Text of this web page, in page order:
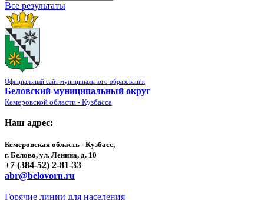
Все результаты
Официальный сайт муниципального образования
Беловский муниципальный округ
Кемеровской области - Кузбасса
Наш адрес:
Кемеровская область - Кузбасс,
г. Белово, ул. Ленина, д. 10
+7 (384-52) 2-81-33
abr@belovorn.ru
Горячие линии для населения